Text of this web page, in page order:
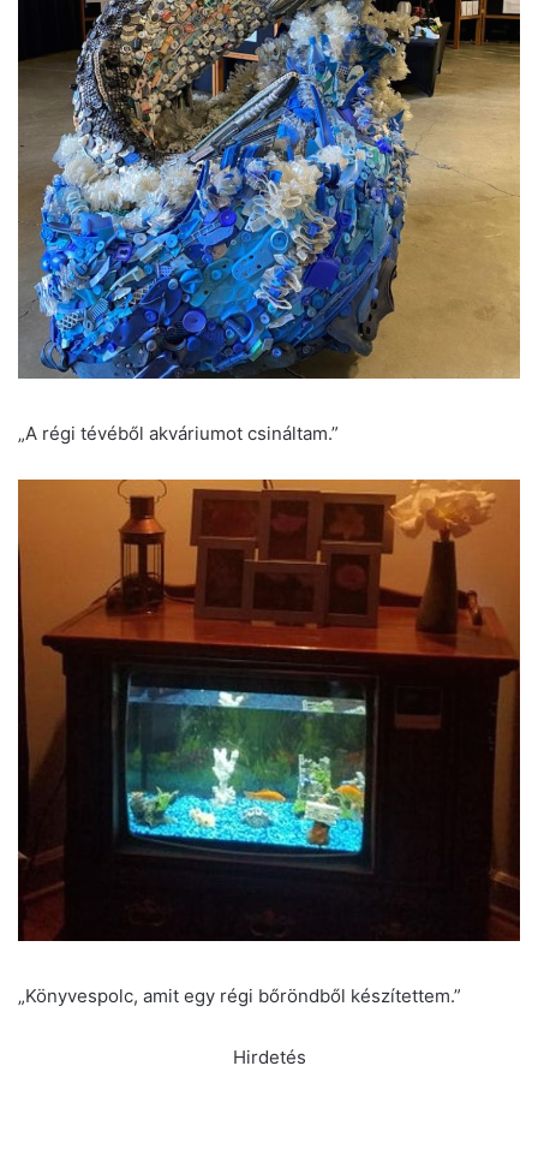
„A régi tévéből akváriumot csináltam.”
„Könyvespolc, amit egy régi bőröndből készítettem.”
Hirdetés